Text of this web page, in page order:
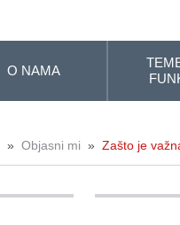
O NAMA
» Objasni mi » Zašto je